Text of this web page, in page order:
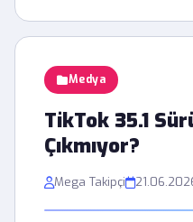
Medya
TikTok 35.1
Çıkmıyor?
Mega Takipçi